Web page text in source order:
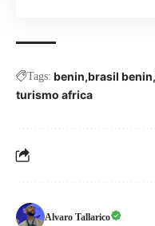
Tags: benin brasil benin
turismo africa
Alvaro Tallarico